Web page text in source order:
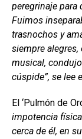
peregrinaje para
Fuimos
trasnochos y
siempre
musical,
cúspide”, se lee
El ‘Pulmón de
impotencia
cerca de él, en